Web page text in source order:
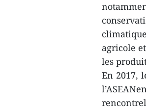
agricole
les
En 2017,